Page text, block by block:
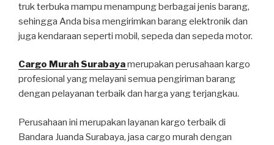
truk terbuka mampu menampung berbagai jenis barang,
sehingga Anda bisa mengirimkan barang elektronik dan
juga kendaraan seperti mobil, sepeda dan sepeda motor.
Cargo Murah Surabayamerupakan perusahaan kargo
profesional yang melayani semua pengiriman barang
dengan pelayanan terbaik dan harga yang terjangkau.
Perusahaan ini merupakan layanan kargo terbaik di
Bandara Juanda Surabaya, jasa cargo murah dengan